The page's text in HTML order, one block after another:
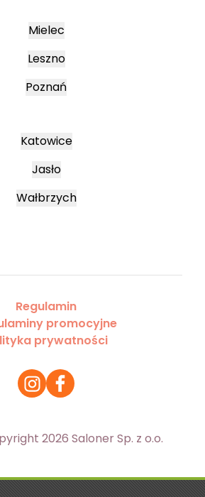
Mielec
Leszno
Poznań
Katowice
Jasło
Wałbrzych
Regulamin
promocyjne
prywatności
2026 Saloner Sp. z o.o.